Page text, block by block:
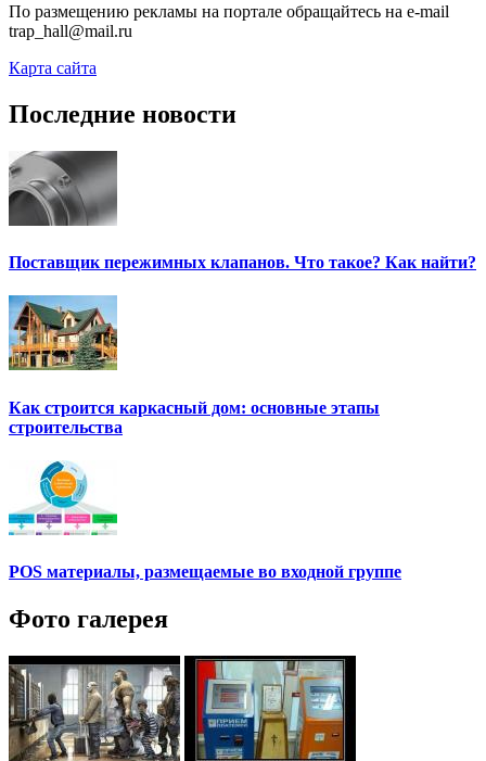
По размещению рекламы на портале обращайтесь на e-mail
trap_hall@mail.ru
Карта сайта
Последние новости
Поставщик пережимных клапанов. Что такое? Как найти?
Как строится каркасный дом: основные этапы
строительства
POS материалы, размещаемые во входной группе
Фото галерея